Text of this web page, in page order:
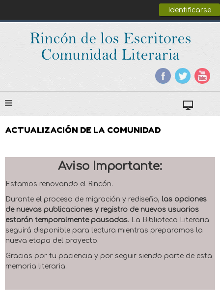
Identificarse
ACTUALIZACIÓN DE LA COMUNIDAD
Aviso Importante:
Estamos renovando el Rincón.
Durante el proceso de migración y rediseño, las opciones
de nuevas publicaciones y registro de nuevos usuarios
estarán temporalmente pausadas. La Biblioteca Literaria
seguirá disponible para lectura mientras preparamos la
nueva etapa del proyecto.
Gracias por tu paciencia y por seguir siendo parte de esta
memoria literaria.